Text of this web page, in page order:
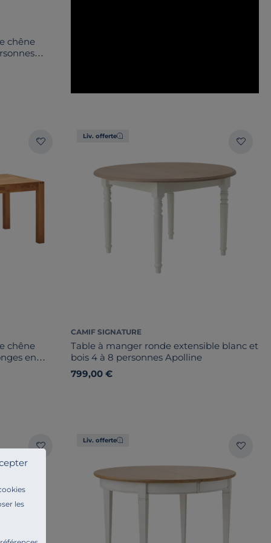
les
chêne
chêne
en
Liv. offerte
CAMIF SIGNATURE
Table à manger ronde extensible blanc et
bois 4 à 8 personnes Apolline
799,00 €
Liv. offerte